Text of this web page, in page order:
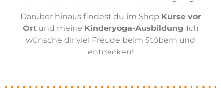
Darüber hinaus findest du im Shop Kurse vor
Ortund meine Kinderyoga-Ausbildung. Ich
wünsche dir viel Freude beim Stöbern und
entdecken!